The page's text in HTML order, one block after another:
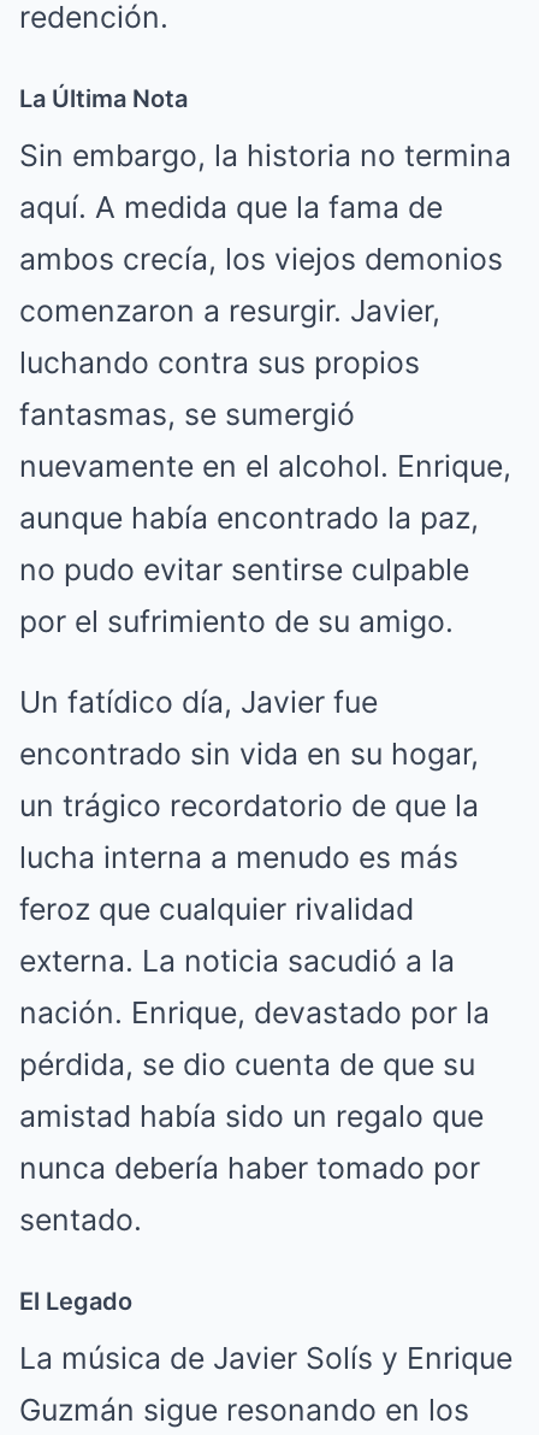
redención.
La Última Nota
Sin embargo, la historia no termina
aquí. A medida que la fama de
ambos crecía, los viejos demonios
comenzaron a resurgir. Javier,
luchando contra sus propios
fantasmas, se sumergió
nuevamente en el alcohol. Enrique,
aunque había encontrado la paz,
no pudo evitar sentirse culpable
por el sufrimiento de su amigo.
Un fatídico día, Javier fue
encontrado sin vida en su hogar,
un trágico recordatorio de que la
lucha interna a menudo es más
feroz que cualquier rivalidad
externa. La noticia sacudió a la
nación. Enrique, devastado por la
pérdida, se dio cuenta de que su
amistad había sido un regalo que
nunca debería haber tomado por
sentado.
El Legado
La música de Javier Solís y Enrique
Guzmán sigue resonando en los